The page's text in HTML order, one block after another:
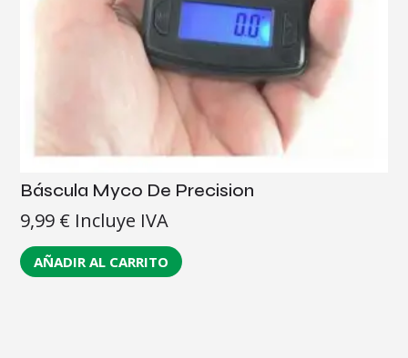
Báscula Myco De Precision
9,99 € Incluye IVA
AÑADIR AL CARRITO